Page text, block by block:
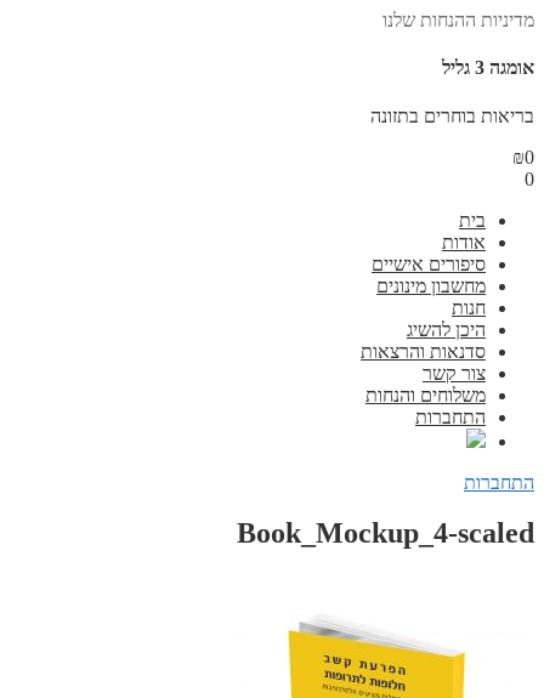
מדיניות ההנחות שלנו
אומגה 3 גליל
בריאות בוחרים בתזונה
₪0
0
בית
אודות
סיפורים אישיים
מחשבון מינונים
חנות
היכן להשיג
סדנאות והרצאות
צור קשר
משלוחים והנחות
התחברות
התחברות
Book_Mockup_4-scaled